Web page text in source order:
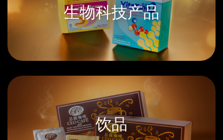
生物科技产品
饮品